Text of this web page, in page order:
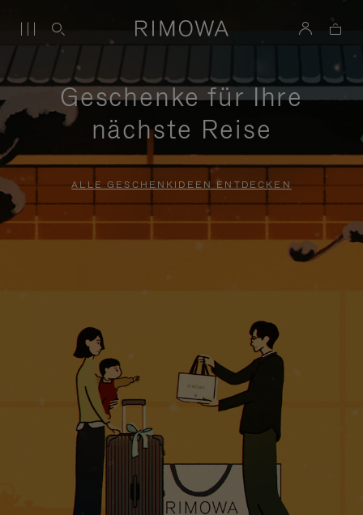
Geschenke für Ihre
nächste Reise
ALLE GESCHENKIDEEN ENTDECKEN